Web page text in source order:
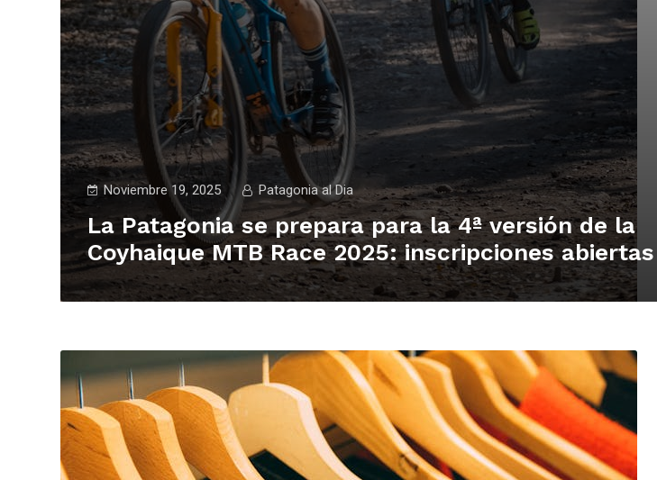
Noviembre 19, 2025 Patagonia al Dia
La Patagonia se prepara para la 4ª versión de la
Coyhaique MTB Race 2025: inscripciones abiertas